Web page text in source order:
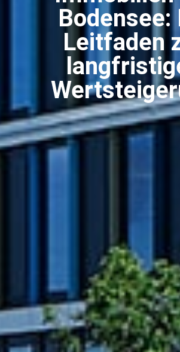
Bodensee:
Leitfaden